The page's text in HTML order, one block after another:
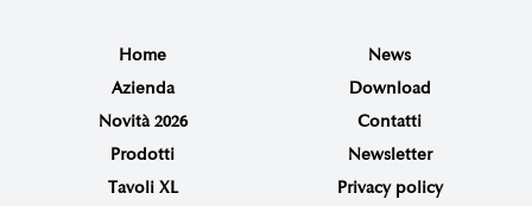
Home
Azienda
Novità 2026
Prodotti
Tavoli XL
News
Download
Contatti
Newsletter
Privacy policy